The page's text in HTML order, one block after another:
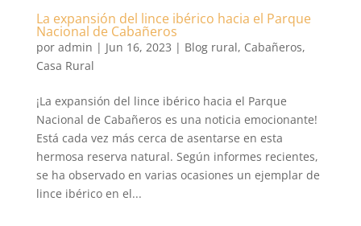
La expansión del lince ibérico hacia el Parque
Nacional de Cabañeros
por admin | Jun 16, 2023 | Blog rural, Cabañeros,
Casa Rural
¡La expansión del lince ibérico hacia el Parque
Nacional de Cabañeros es una noticia emocionante!
Está cada vez más cerca de asentarse en esta
hermosa reserva natural. Según informes recientes,
se ha observado en varias ocasiones un ejemplar de
lince ibérico en el...